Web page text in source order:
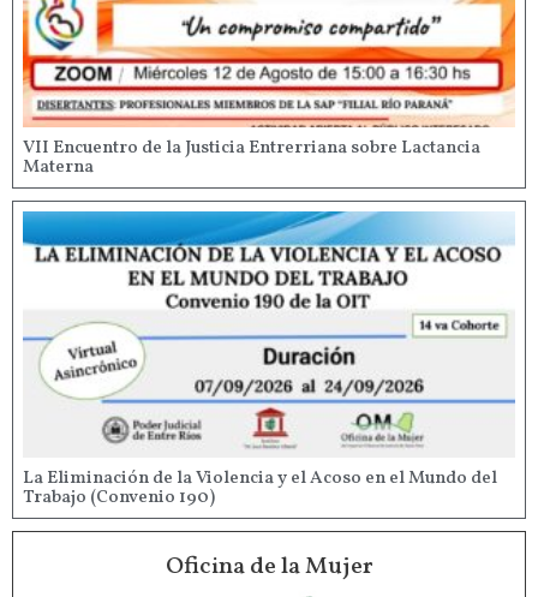
VII Encuentro de la Justicia Entrerriana sobre Lactancia
Materna
La Eliminación de la Violencia y el Acoso en el Mundo del
Trabajo (Convenio 190)
Oficina de la Mujer